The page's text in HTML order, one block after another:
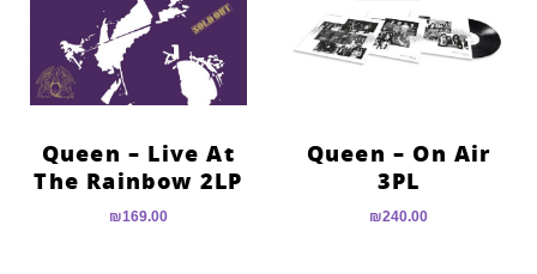
Queen – On Air
3PL
₪240.00
Queen – Live At
The Rainbow 2LP
₪169.00